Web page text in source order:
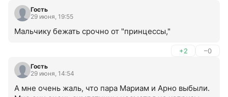
Гость
29 июня, 19:55
Мальчику бежать срочно от "принцессы,"
+2 –0
Гость
29 июня, 14:54
А мне очень жаль, что пара Мариам и Арно выбыли.